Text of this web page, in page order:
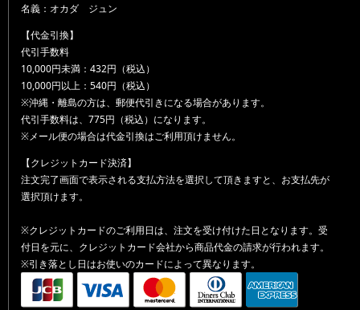
名義：オカダ ジュン
【代金引換】
代引手数料
10,000円未満：432円（税込）
10,000円以上：540円（税込）
※沖縄・離島の方は、郵便代引きになる場合があります。
代引手数料は、775円（税込）になります。
※メール便の場合は代金引換はご利用頂けません。
【クレジットカード決済】
注文完了画面で表示される支払方法を選択して頂きますと、お支払先が
選択頂けます。
※クレジットカードのご利用日は、注文を受け付けた日となります。受
付日を元に、クレジットカード会社から商品代金の請求が行われます。
※引き落とし日はお使いのカードによって異なります。